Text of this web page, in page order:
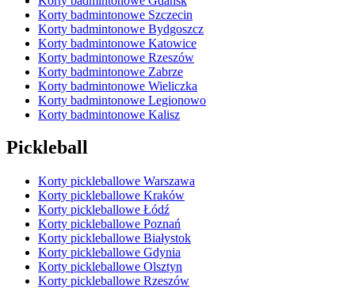
Korty badmintonowe Szczecin
Korty badmintonowe Bydgoszcz
Korty badmintonowe Katowice
Korty badmintonowe Rzeszów
Korty badmintonowe Zabrze
Korty badmintonowe Wieliczka
Korty badmintonowe Legionowo
Korty badmintonowe Kalisz
Pickleball
Korty pickleballowe Warszawa
Korty pickleballowe Kraków
Korty pickleballowe Łódź
Korty pickleballowe Poznań
Korty pickleballowe Białystok
Korty pickleballowe Gdynia
Korty pickleballowe Olsztyn
Korty pickleballowe Rzeszów